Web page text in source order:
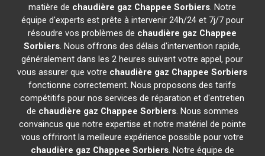
matière de chaudière gaz Chappee Sorbiers. Notre
équipe d'experts est prête à intervenir 24h/24 et 7j/7 pour
résoudre vos problèmes de chaudière gaz Chappee
Sorbiers. Nous offrons des délais d'intervention rapide,
généralement dans les 2 heures suivant votre appel, pour
vous assurer que votre chaudière gaz Chappee Sorbiers
fonctionne correctement. Nous proposons des tarifs
compétitifs pour nos services de réparation et d'entretien
de chaudière gaz Chappee Sorbiers. Nous sommes
convaincus que notre expertise et notre matériel de pointe
vous offriront la meilleure expérience possible pour votre
chaudière gaz Chappee Sorbiers. Notre équipe de